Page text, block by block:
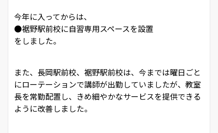
今年に入ってからは、
●裾野駅前校に自習専用スペースを設置
をしました。
また、長岡駅前校、裾野駅前校は、今までは曜日ごと
にローテーションで講師が出勤していましたが、教室
長を常勤配置し、きめ細やかなサービスを提供できる
ように改善しました。